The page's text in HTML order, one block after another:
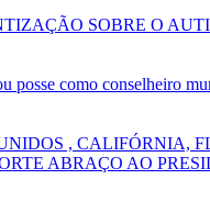
SOBRE O
posse como conselheiro
, CALIFÓRNIA,
ABRAÇO AO